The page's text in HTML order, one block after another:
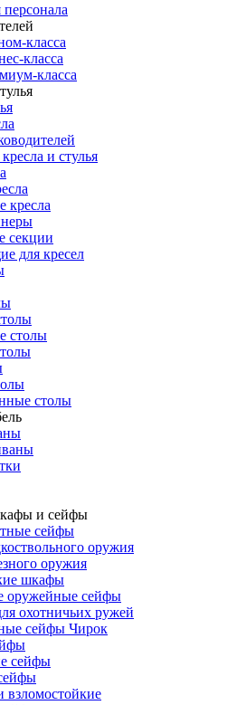
класса
класса
класса
и стулья
кресла
секции
для кресел
столы
столы
и сейфы
сейфы
оружия
оружия
шкафы
оружейные сейфы
охотничьих ружей
сейфы Чирок
сейфы
взломостойкие